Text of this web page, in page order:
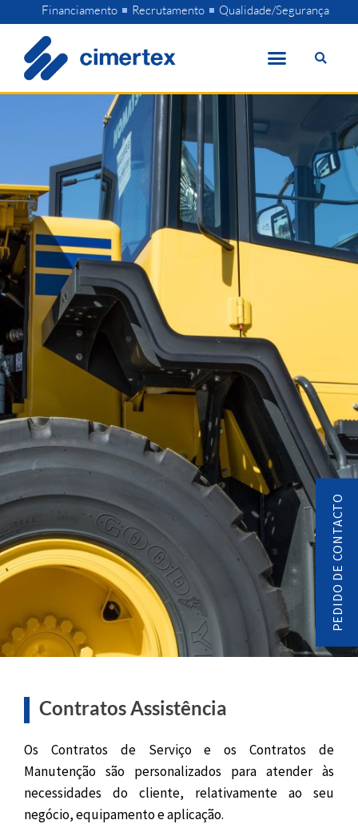
to
content
Financiamento Recrutamento Qualidade/Segurança
Contratos Assistência
Os Contratos de Serviço e os Contratos de
Manutenção são personalizados para atender às
necessidades do cliente, relativamente ao seu
negócio, equipamento e aplicação.
PEDIDO DE CONTACTO